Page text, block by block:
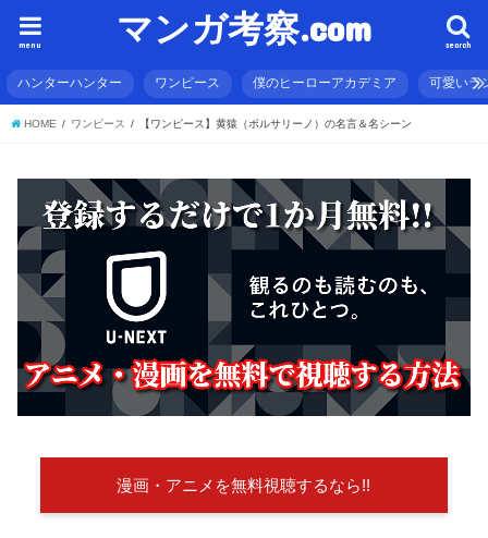
マンガ考察.com search
menu
ハンターハンター ワンピース 僕のヒーローアカデミア 可愛いラ
HOME ワンピース 【ワンピース】黄猿（ボルサリーノ）の名言＆名シーン
漫画・アニメを無料視聴するなら!!